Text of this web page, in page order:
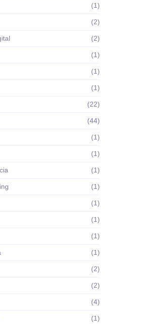
(1)
(2)
(2)
(1)
(1)
(1)
(22)
(44)
(1)
(1)
(1)
(1)
(1)
(1)
(1)
(1)
(2)
(2)
(4)
(1)